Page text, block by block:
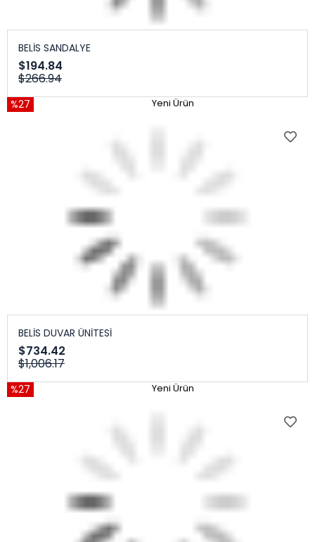
BELİS SANDALYE
$194.84
$266.94
%27 Yeni Ürün
BELİS DUVAR ÜNİTESİ
$734.42
$1,006.17
%27 Yeni Ürün